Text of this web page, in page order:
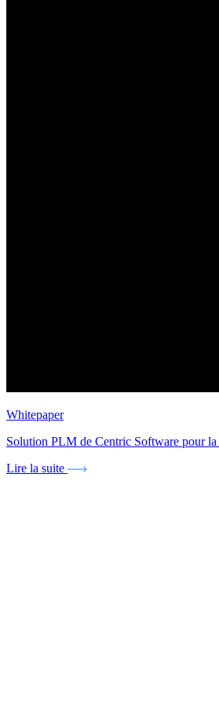
Whitepaper
Solution PLM de Centric Software pour
Lire la suite